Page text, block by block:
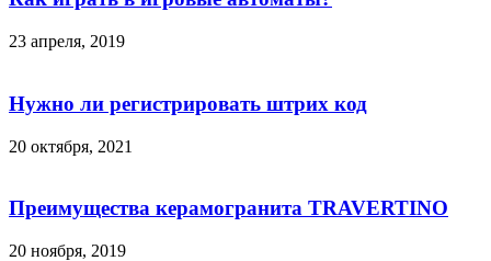
23 апреля, 2019
Нужно ли регистрировать штрих код
20 октября, 2021
Преимущества керамогранита TRAVERTINO
20 ноября, 2019